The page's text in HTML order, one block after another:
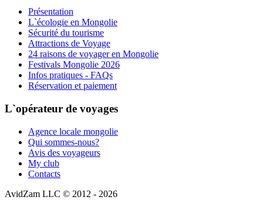
Présentation
L`écologie en Mongolie
Sécurité du tourisme
Attractions de Voyage
24 raisons de voyager en Mongolie
Festivals Mongolie 2026
Infos pratiques - FAQs
Réservation et paiement
L`opérateur de voyages
Agence locale mongolie
Qui sommes-nous?
Avis des voyageurs
My club
Contacts
AvidZam LLC © 2012 - 2026